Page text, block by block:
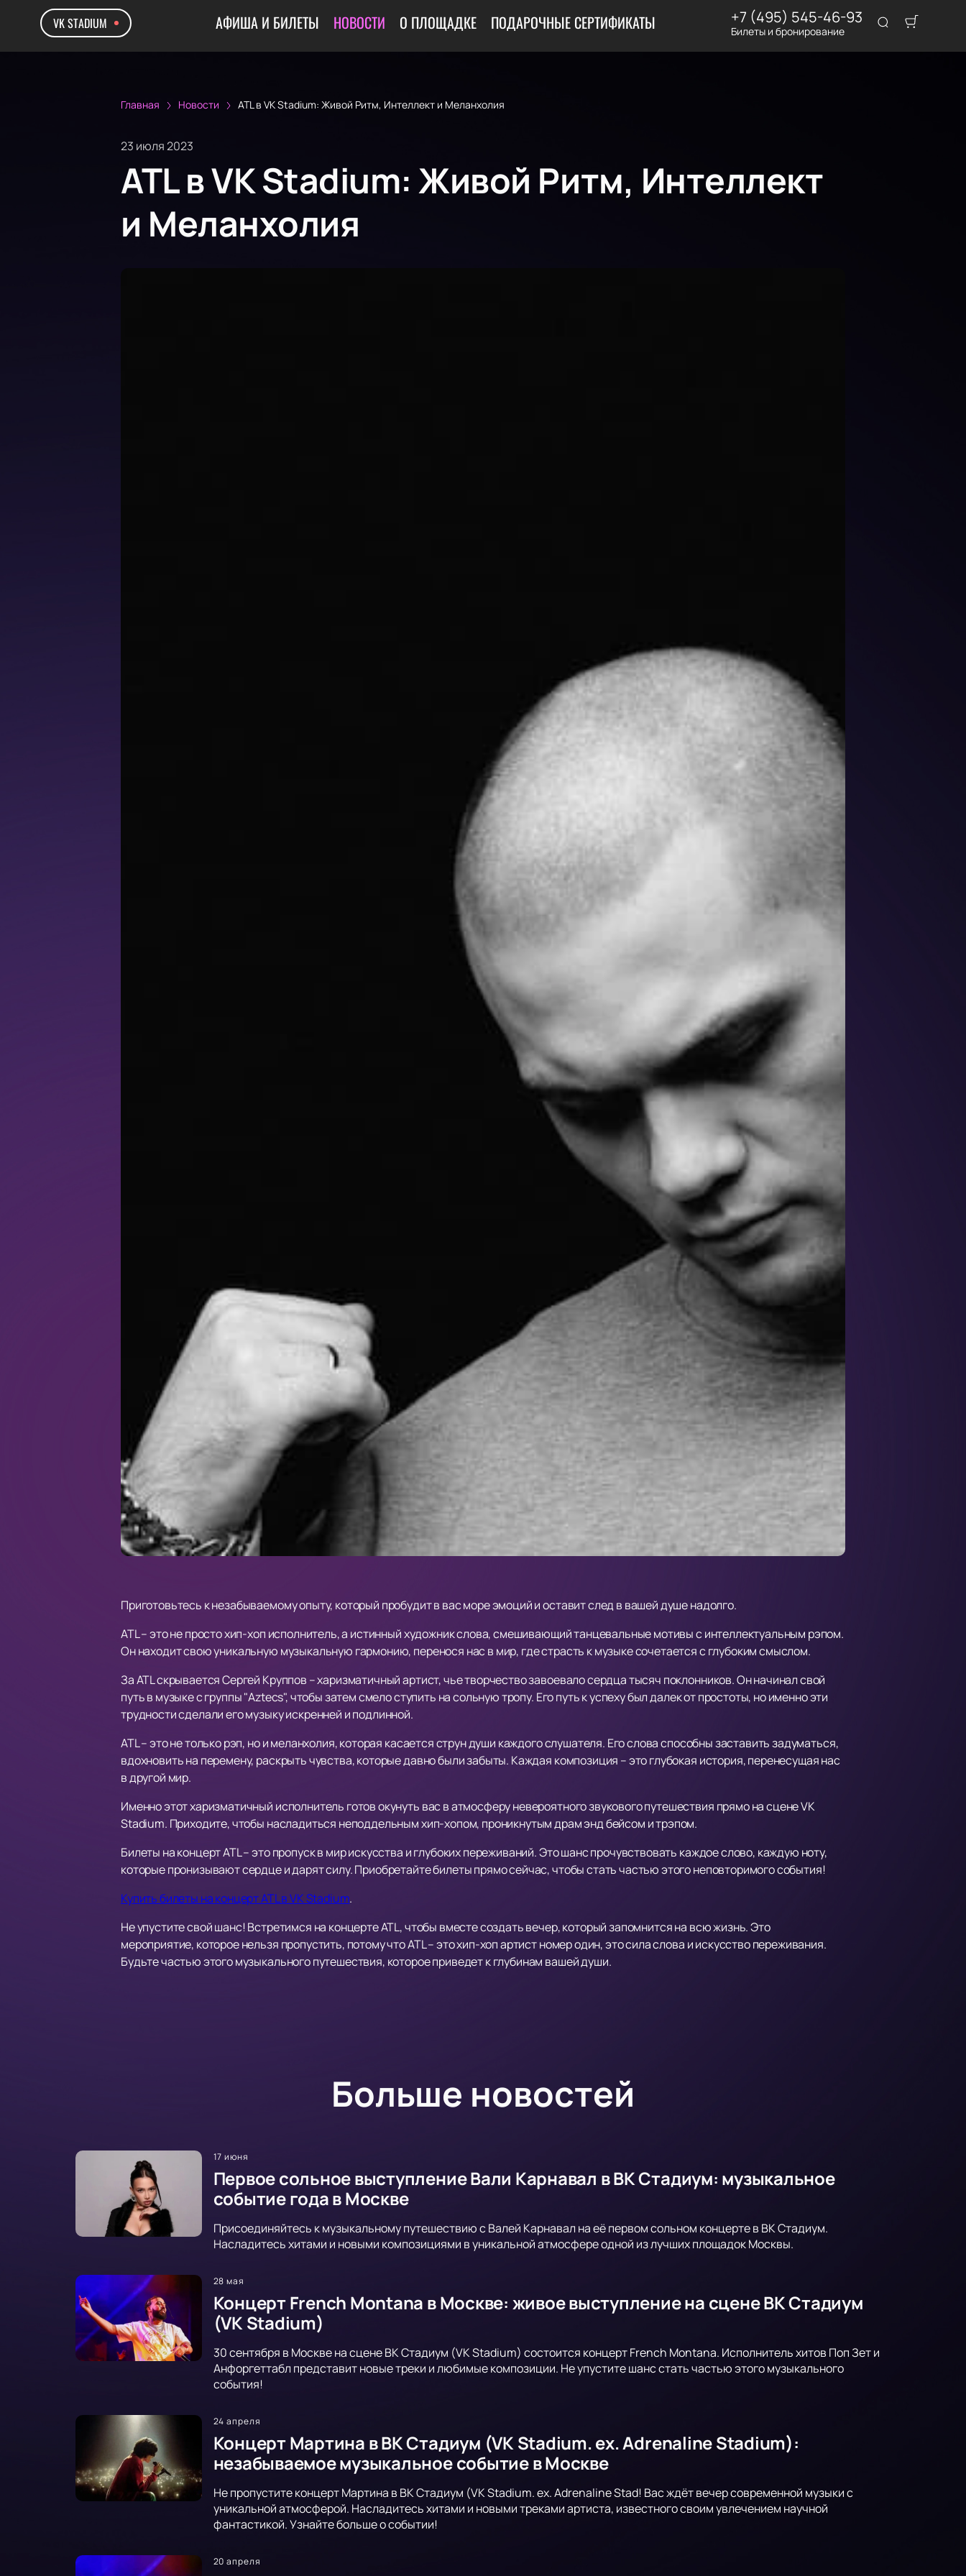
VK STADIUM АФИША И БИЛЕТЫ НОВОСТИ О ПЛОЩАДКЕ ПОДАРОЧНЫЕ СЕРТИФИКАТЫ +7 (495) 545-46-93
Билеты и бронирование
Главная Новости ATL в VK Stadium: Живой Ритм, Интеллект и Меланхолия
23 июля 2023
ATL в VK Stadium: Живой Ритм, Интеллект
и Меланхолия
Приготовьтесь к незабываемому опыту, который пробудит в вас море эмоций и оставит след в вашей душе надолго.
ATL – это не просто хип-хоп исполнитель, а истинный художник слова, смешивающий танцевальные мотивы с интеллектуальным рэпом.
Он находит свою уникальную музыкальную гармонию, перенося нас в мир, где страсть к музыке сочетается с глубоким смыслом.
За ATL скрывается Сергей Круппов – харизматичный артист, чье творчество завоевало сердца тысяч поклонников. Он начинал свой
путь в музыке с группы "Aztecs", чтобы затем смело ступить на сольную тропу. Его путь к успеху был далек от простоты, но именно эти
трудности сделали его музыку искренней и подлинной.
ATL – это не только рэп, но и меланхолия, которая касается струн души каждого слушателя. Его слова способны заставить задуматься,
вдохновить на перемену, раскрыть чувства, которые давно были забыты. Каждая композиция – это глубокая история, перенесущая нас
в другой мир.
Именно этот харизматичный исполнитель готов окунуть вас в атмосферу невероятного звукового путешествия прямо на сцене VK
Stadium. Приходите, чтобы насладиться неподдельным хип-хопом, проникнутым драм энд бейсом и трэпом.
Билеты на концерт ATL – это пропуск в мир искусства и глубоких переживаний. Это шанс прочувствовать каждое слово, каждую ноту,
которые пронизывают сердце и дарят силу. Приобретайте билеты прямо сейчас, чтобы стать частью этого неповторимого события!
Купить билеты на концерт ATL в VK Stadium.
Не упустите свой шанс! Встретимся на концерте ATL, чтобы вместе создать вечер, который запомнится на всю жизнь. Это
мероприятие, которое нельзя пропустить, потому что ATL – это хип-хоп артист номер один, это сила слова и искусство переживания.
Будьте частью этого музыкального путешествия, которое приведет к глубинам вашей души.
Больше новостей
17 июня
Первое сольное выступление Вали Карнавал в ВК Стадиум: музыкальное
событие года в Москве
Присоединяйтесь к музыкальному путешествию с Валей Карнавал на её первом сольном концерте в ВК Стадиум.
Насладитесь хитами и новыми композициями в уникальной атмосфере одной из лучших площадок Москвы.
28 мая
Концерт French Montana в Москве: живое выступление на сцене ВК Стадиум
(VK Stadium)
30 сентября в Москве на сцене ВК Стадиум (VK Stadium) состоится концерт French Montana. Исполнитель хитов Поп Зет и
Анфоргеттабл представит новые треки и любимые композиции. Не упустите шанс стать частью этого музыкального
события!
24 апреля
Концерт Мартина в ВК Стадиум (VK Stadium. ex. Adrenaline Stadium):
незабываемое музыкальное событие в Москве
Не пропустите концерт Мартина в ВК Стадиум (VK Stadium. ex. Adrenaline Stad! Вас ждёт вечер современной музыки с
уникальной атмосферой. Насладитесь хитами и новыми треками артиста, известного своим увлечением научной
фантастикой. Узнайте больше о событии!
20 апреля